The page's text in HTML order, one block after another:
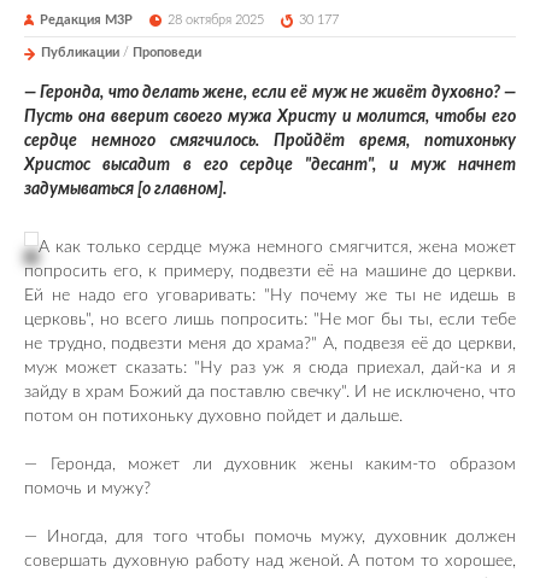
Редакция М3Р 28 октября 2025 30 177
Публикации / Проповеди
— Геронда, что делать жене, если её муж не живёт духовно? —
Пусть она вверит своего мужа Христу и молится, чтобы его
сердце немного смягчилось. Пройдёт время, потихоньку
Христос высадит в его сердце "десант", и муж начнет
задумываться [о главном].
А как только сердце мужа немного смягчится, жена может
попросить его, к примеру, подвезти её на машине до церкви.
Ей не надо его уговаривать: "Ну почему же ты не идешь в
церковь", но всего лишь попросить: "Не мог бы ты, если тебе
не трудно, подвезти меня до храма?" А, подвезя её до церкви,
муж может сказать: "Ну раз уж я сюда приехал, дай-ка и я
зайду в храм Божий да поставлю свечку". И не исключено, что
потом он потихоньку духовно пойдет и дальше.
— Геронда, может ли духовник жены каким-то образом
помочь и мужу?
— Иногда, для того чтобы помочь мужу, духовник должен
совершать духовную работу над женой. А потом то хорошее,